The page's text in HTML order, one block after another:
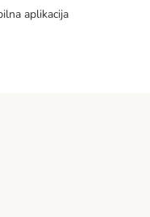
aplikacija